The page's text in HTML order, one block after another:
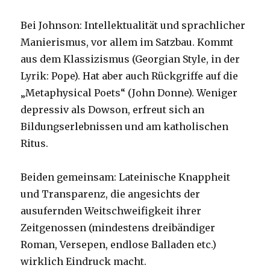
Bei Johnson: Intellektualität und sprachlicher
Manierismus, vor allem im Satzbau. Kommt
aus dem Klassizismus (Georgian Style, in der
Lyrik: Pope). Hat aber auch Rückgriffe auf die
„Metaphysical Poets“ (John Donne). Weniger
depressiv als Dowson, erfreut sich an
Bildungserlebnissen und am katholischen
Ritus.
Beiden gemeinsam: Lateinische Knappheit
und Transparenz, die angesichts der
ausufernden Weitschweifigkeit ihrer
Zeitgenossen (mindestens dreibändiger
Roman, Versepen, endlose Balladen etc.)
wirklich Eindruck macht.